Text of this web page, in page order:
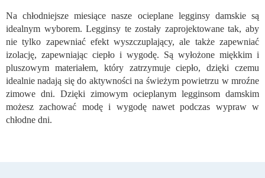
Na chłodniejsze miesiące nasze ocieplane legginsy damskie są
idealnym wyborem. Legginsy te zostały zaprojektowane tak, aby
nie tylko zapewniać efekt wyszczuplający, ale także zapewniać
izolację, zapewniając ciepło i wygodę. Są wyłożone miękkim i
pluszowym materiałem, który zatrzymuje ciepło, dzięki czemu
idealnie nadają się do aktywności na świeżym powietrzu w mroźne
zimowe dni. Dzięki zimowym ocieplanym legginsom damskim
możesz zachować modę i wygodę nawet podczas wypraw w
chłodne dni.